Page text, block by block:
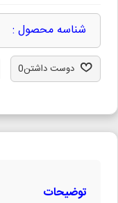
شناسه محصول :
دوست داشتن0
توضیحات